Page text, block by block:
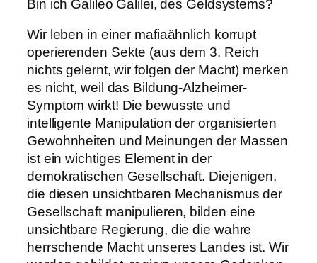
Bin ich Galileo Galilei, des Geldsystems?
Wir leben in einer mafiaähnlich korrupt
operierenden Sekte (aus dem 3. Reich
nichts gelernt, wir folgen der Macht) merken
es nicht, weil das Bildung-Alzheimer-
Symptom wirkt! Die bewusste und
intelligente Manipulation der organisierten
Gewohnheiten und Meinungen der Massen
ist ein wichtiges Element in der
demokratischen Gesellschaft. Diejenigen,
die diesen unsichtbaren Mechanismus der
Gesellschaft manipulieren, bilden eine
unsichtbare Regierung, die die wahre
herrschende Macht unseres Landes ist. Wir